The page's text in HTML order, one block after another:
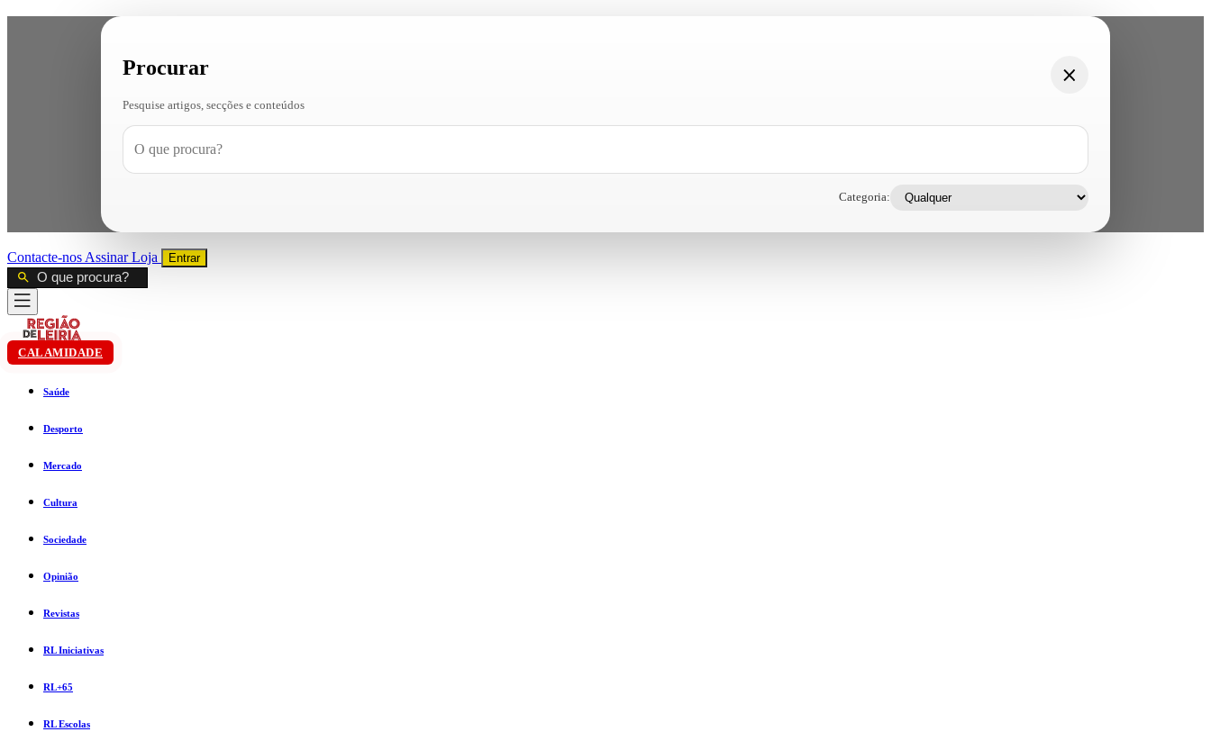
Procurar
Pesquise artigos, secções e conteúdos
Categoria:
Contacte-nos AssinarLoja Entrar
CALAMIDADE
Saúde
Desporto
Mercado
Cultura
Sociedade
Opinião
Revistas
RL Iniciativas
RL+65
RL Escolas